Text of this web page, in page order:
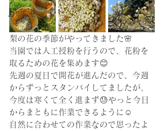
お知らせ
梨の花の季節がやってきました🌸
当園では人工授粉を行うので、花粉を
取るための花を集めます😊
先週の夏日で開花が進んだので、今週
からずっとスタンバイしてましたが、
今度は寒くて全く進まず😓やっと今日
からまともに作業できるように☺️
自然に合わせての作業なので思ったよ